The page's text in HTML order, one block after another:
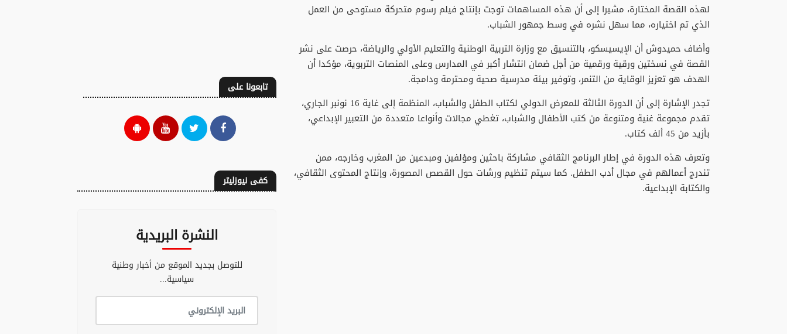
لهذه القصة المختارة، مشيرا إلى أن هذه المساهمات توجت بإنتاج فيلم رسوم متحركة مستوحى من العمل
الذي تم اختياره، مما سهل نشره في وسط جمهور الشباب.
وأضاف حميدوش أن الإيسيسكو، بالتنسيق مع وزارة التربية الوطنية والتعليم الأولي والرياضة، حرصت على نشر
القصة في نسختين ورقية ورقمية من أجل ضمان انتشار أكبر في المدارس وعلى المنصات التربوية، مؤكدا أن
الهدف هو تعزيز الوقاية من التنمر، وتوفير بيئة مدرسية صحية ومحترمة ودامجة.
تجدر الإشارة إلى أن الدورة الثالثة للمعرض الدولي لكتاب الطفل والشباب، المنظمة إلى غاية 16 نونبر الجاري،
تقدم مجموعة غنية ومتنوعة من كتب الأطفال والشباب، تغطي مجالات وأنواعا متعددة من التعبير الإبداعي،
بأزيد من 45 ألف كتاب.
وتعرف هذه الدورة في إطار البرنامج الثقافي مشاركة باحثين ومؤلفين ومبدعين من المغرب وخارجه، ممن
تندرج أعمالهم في مجال أدب الطفل. كما سيتم تنظيم ورشات حول القصص المصورة، وإنتاج المحتوى الثقافي،
والكتابة الإبداعية.
تابعونا على
كفى نيوزليتر
النشرة البريدية
للتوصل بجديد الموقع من أخبار وطنية
سياسية...